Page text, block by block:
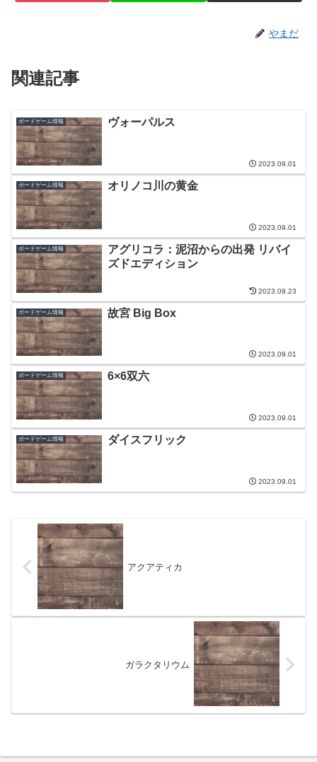
やまだ
関連記事
ボードゲーム情報 ヴォーパルス
2023.09.01
ボードゲーム情報 オリノコ川の黄金
2023.09.01
ボードゲーム情報
アグリコラ：泥沼からの出発 リバイ
ズドエディション
2023.09.23
ボードゲーム情報 故宮 Big Box
2023.09.01
ボードゲーム情報 6×6双六
2023.09.01
ボードゲーム情報 ダイスフリック
2023.09.01
アクアティカ
ガラクタリウム